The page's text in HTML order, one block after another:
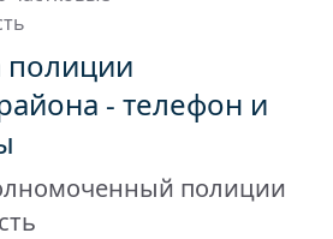
полиции
- телефон и
полиции